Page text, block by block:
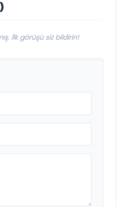
İlk görüşü siz bildirin!